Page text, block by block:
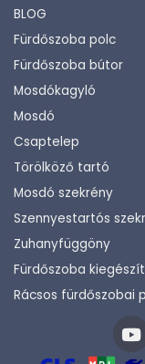
BLOG
Fürdőszoba polc
Fürdőszoba bútor
Mosdókagyló
Mosdó
Csaptelep
Törölköző tartó
Mosdó szekrény
Szennyestartós
Zuhanyfüggöny
Fürdőszoba
Rácsos fürdőszobai